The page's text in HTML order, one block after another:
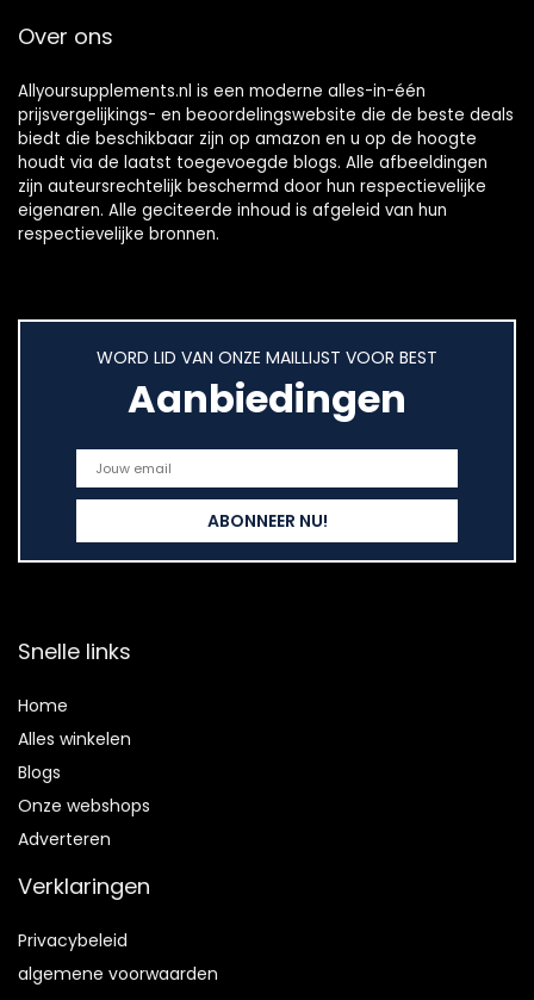
Over ons
Allyoursupplements.nl is een moderne alles-in-één
prijsvergelijkings- en beoordelingswebsite die de beste deals
biedt die beschikbaar zijn op amazon en u op de hoogte
houdt via de laatst toegevoegde blogs. Alle afbeeldingen
zijn auteursrechtelijk beschermd door hun respectievelijke
eigenaren. Alle geciteerde inhoud is afgeleid van hun
respectievelijke bronnen.
WORD LID VAN ONZE MAILLIJST VOOR BEST
Aanbiedingen
Snelle links
Home
Alles winkelen
Blogs
Onze webshops
Adverteren
Verklaringen
Privacybeleid
algemene voorwaarden